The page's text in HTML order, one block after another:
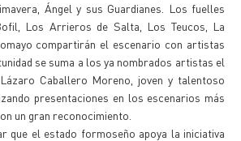
Ángel y sus Guardianes. Los fuelles
Los Arrieros de Salta, Los Teucos, La
compartirán el escenario con artistas
se suma a los ya nombrados artistas el
Caballero Moreno, joven y talentoso
presentaciones en los escenarios más
un gran reconocimiento.
que el estado formoseño apoya la iniciativa